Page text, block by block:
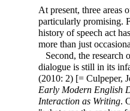
At present, three areas
particularly promising.
history of speech act
more than just
Second, the research
dialogue is still in its
(2010: 2) [= Culpeper,
Early Modern English
Interaction as Writing.